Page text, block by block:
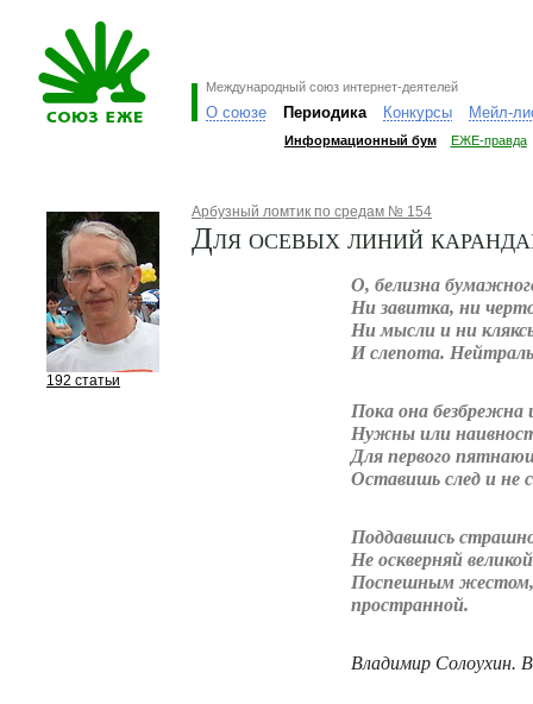
Международный союз интернет-деятелей
О союзе Периодика Конкурсы Мейл-
Информационный бум ЕЖЕ-правда
192 статьи
Арбузный ломтик по средам № 154
Для осевых линий
О, белизна
Ни завитка, ни
Ни мысли и ни
И слепота.
Пока она безбрежна
Нужны или
Для первого
Оставишь след и не
Поддавшись
Не оскверняй
Поспешным
пространной.
Владимир Солоухин.